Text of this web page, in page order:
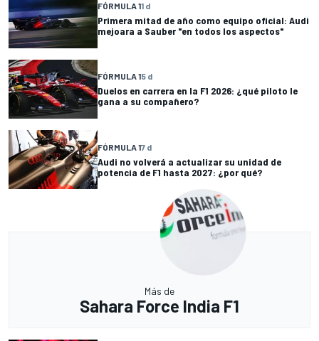
FÓRMULA 11 d
Primera mitad de año como equipo oficial: Audi
mejoara a Sauber "en todos los aspectos"
FÓRMULA 15 d
Duelos en carrera en la F1 2026: ¿qué piloto le
gana a su compañero?
FÓRMULA 17 d
Audi no volverá a actualizar su unidad de
potencia de F1 hasta 2027: ¿por qué?
Más de
Sahara Force India F1